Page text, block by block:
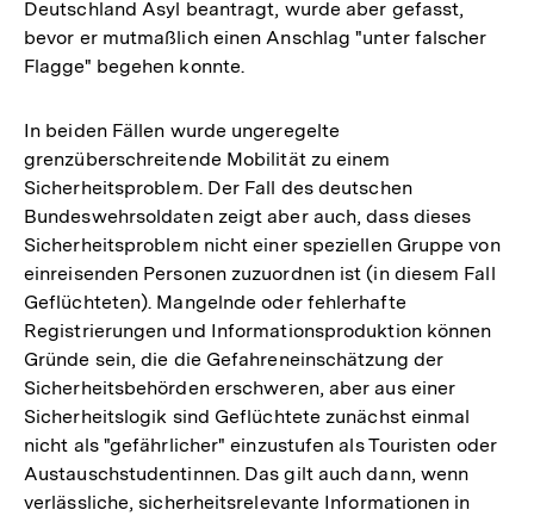
Deutschland Asyl beantragt, wurde aber gefasst,
bevor er mutmaßlich einen Anschlag "unter falscher
Flagge" begehen konnte.
In beiden Fällen wurde ungeregelte
grenzüberschreitende Mobilität zu einem
Sicherheitsproblem. Der Fall des deutschen
Bundeswehrsoldaten zeigt aber auch, dass dieses
Sicherheitsproblem nicht einer speziellen Gruppe von
einreisenden Personen zuzuordnen ist (in diesem Fall
Geflüchteten). Mangelnde oder fehlerhafte
Registrierungen und Informationsproduktion können
Gründe sein, die die Gefahreneinschätzung der
Sicherheitsbehörden erschweren, aber aus einer
Sicherheitslogik sind Geflüchtete zunächst einmal
nicht als "gefährlicher" einzustufen als Touristen oder
Austauschstudentinnen. Das gilt auch dann, wenn
verlässliche, sicherheitsrelevante Informationen in